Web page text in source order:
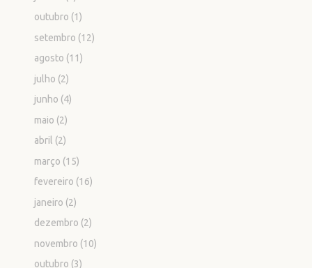
outubro (1)
setembro (12)
agosto (11)
julho (2)
junho (4)
maio (2)
abril (2)
março (15)
fevereiro (16)
janeiro (2)
dezembro (2)
novembro (10)
outubro (3)